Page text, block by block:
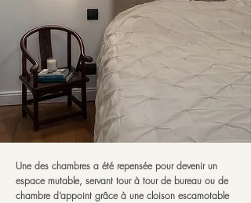
Une des chambres a été repensée pour devenir un
espace mutable, servant tour à tour de bureau ou de
chambre d’appoint grâce à une cloison escamotable